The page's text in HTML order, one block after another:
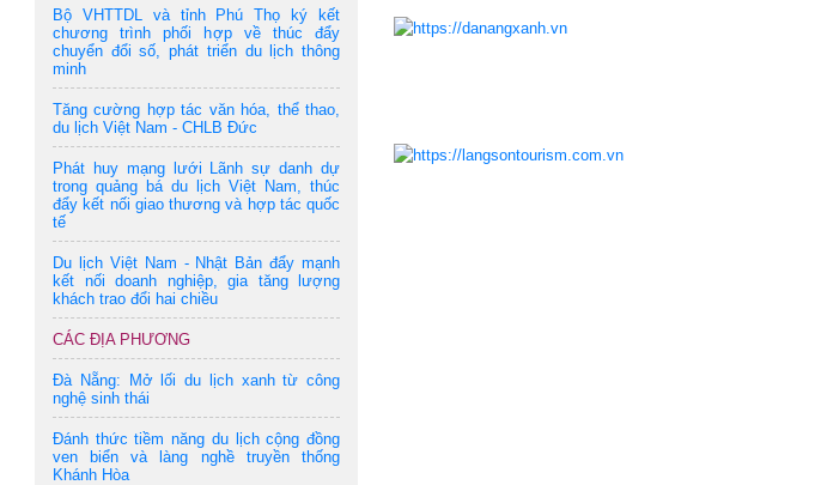
Bộ VHTTDL và tỉnh Phú Thọ ký kết
chương trình phối hợp về thúc đẩy
chuyển đổi số, phát triển du lịch thông
minh
Tăng cường hợp tác văn hóa, thể thao,
du lịch Việt Nam - CHLB Đức
Phát huy mạng lưới Lãnh sự danh dự
trong quảng bá du lịch Việt Nam, thúc
đẩy kết nối giao thương và hợp tác quốc
tế
Du lịch Việt Nam - Nhật Bản đẩy mạnh
kết nối doanh nghiệp, gia tăng lượng
khách trao đổi hai chiều
CÁC ĐỊA PHƯƠNG
Đà Nẵng: Mở lối du lịch xanh từ công
nghệ sinh thái
Đánh thức tiềm năng du lịch cộng đồng
ven biển và làng nghề truyền thống
Khánh Hòa